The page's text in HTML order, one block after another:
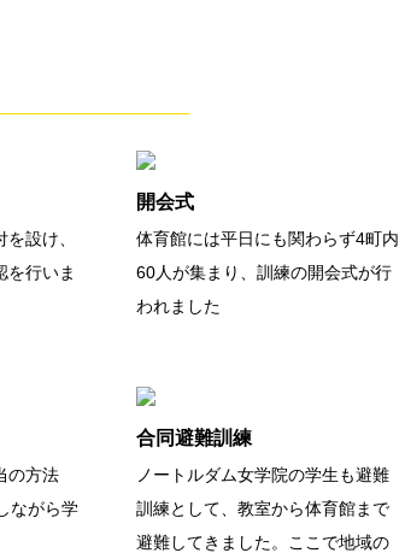
設け、
を行いま
開会式
体育館には平日にも関わらず4町内
60人が集まり、訓練の開会式が行
われました
の方法
ながら学
合同避難訓練
ノートルダム女学院の学生も避難
訓練として、教室から体育館まで
避難してきました。ここで地域の